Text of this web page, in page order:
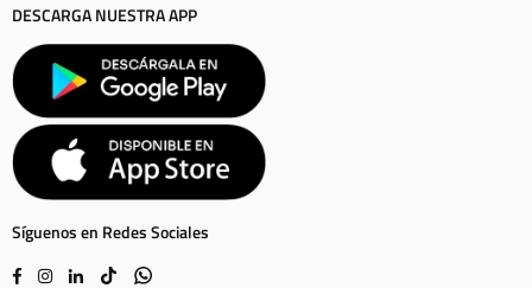
DESCARGA NUESTRA APP
Síguenos en Redes Sociales
FacebookInstagram
LinkedinTikTokWhatsapp